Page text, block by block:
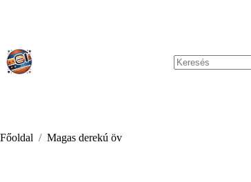
Főoldal / Magas derekú öv